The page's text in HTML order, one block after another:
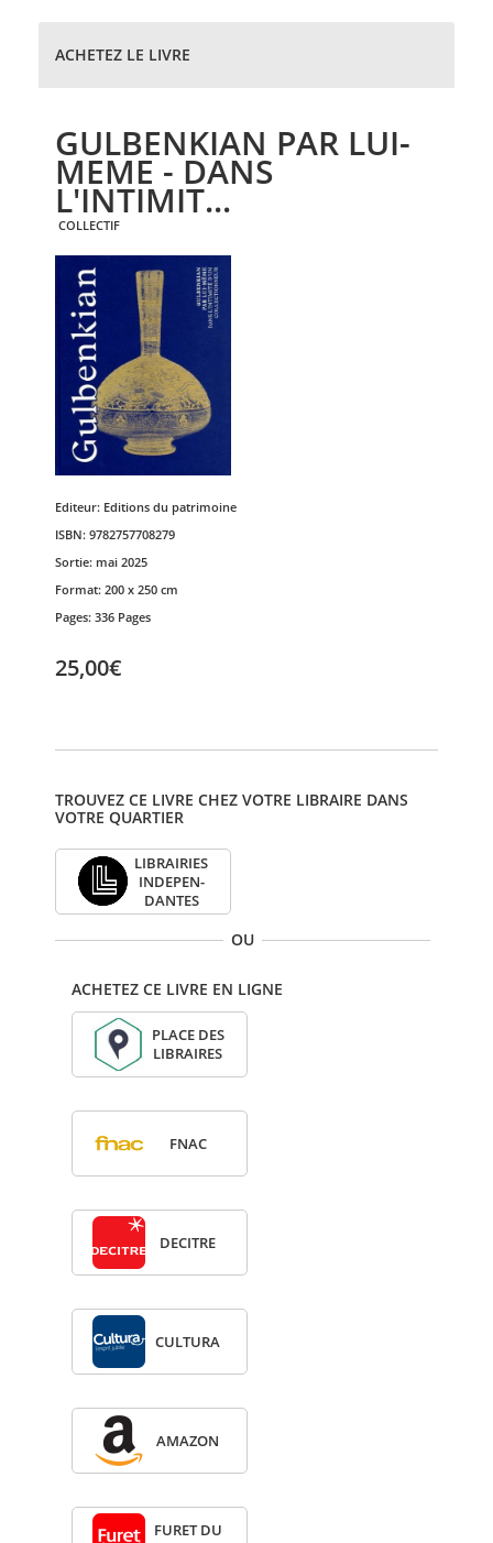
ACHETEZ LE LIVRE
GULBENKIAN PAR LUI-
MEME - DANS
L'INTIMIT...
COLLECTIF
Editeur: Editions du patrimoine
ISBN: 9782757708279
Sortie: mai 2025
Format: 200 x 250 cm
Pages: 336 Pages
25,00€
TROUVEZ CE LIVRE CHEZ VOTRE LIBRAIRE DANS
VOTRE QUARTIER
LIBRAI­RIES
INDE­PEN­
DANTES
OU
ACHETEZ CE LIVRE EN LIGNE
PLACE DES
LIBRAIRES
FNAC
DECITRE
CULTURA
AMA­ZON
FURET DU